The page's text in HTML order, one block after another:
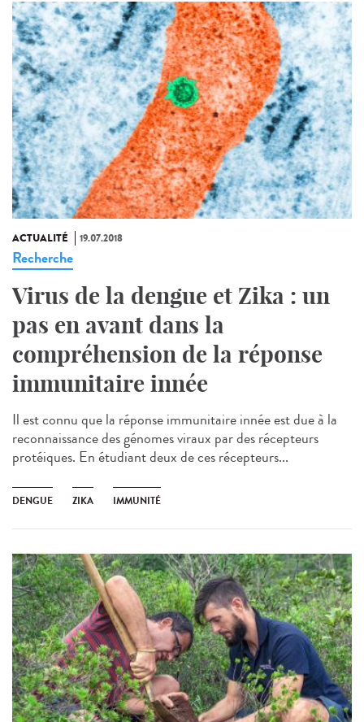
ACTUALITÉ 19.07.2018
Recherche
Virus de la dengue et Zika : un
pas en avant dans la
compréhension de la réponse
immunitaire innée
Il est connu que la réponse immunitaire innée est due à la
reconnaissance des génomes viraux par des récepteurs
protéiques. En étudiant deux de ces récepteurs...
DENGUE ZIKA IMMUNITÉ